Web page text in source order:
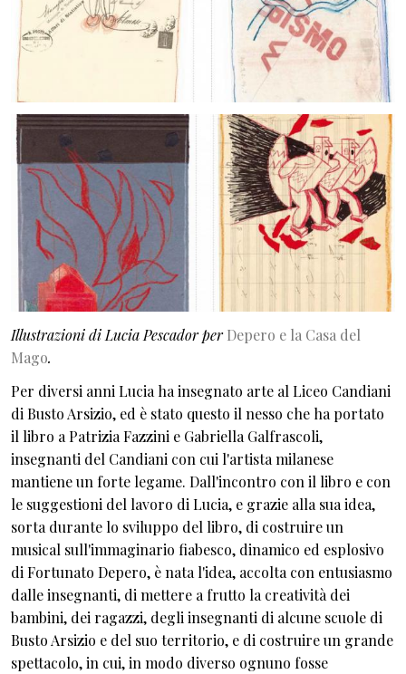
Illustrazioni di Lucia Pescador perDepero e la Casa del
Mago.
Per diversi anni Lucia ha insegnato arte al Liceo Candiani
di Busto Arsizio, ed è stato questo il nesso che ha portato
il libro a Patrizia Fazzini e Gabriella Galfrascoli,
insegnanti del Candiani con cui l'artista milanese
mantiene un forte legame. Dall'incontro con il libro e con
le suggestioni del lavoro di Lucia, e grazie alla sua idea,
sorta durante lo sviluppo del libro, di costruire un
musical sull'immaginario fiabesco, dinamico ed esplosivo
di Fortunato Depero, è nata l'idea, accolta con entusiasmo
dalle insegnanti, di mettere a frutto la creatività dei
bambini, dei ragazzi, degli insegnanti di alcune scuole di
Busto Arsizio e del suo territorio, e di costruire un grande
spettacolo, in cui, in modo diverso ognuno fosse